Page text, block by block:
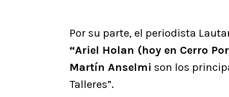
Por su parte, el periodista
“Ariel Holan (hoy en Cerro
Martín Anselmi son los
Talleres”.